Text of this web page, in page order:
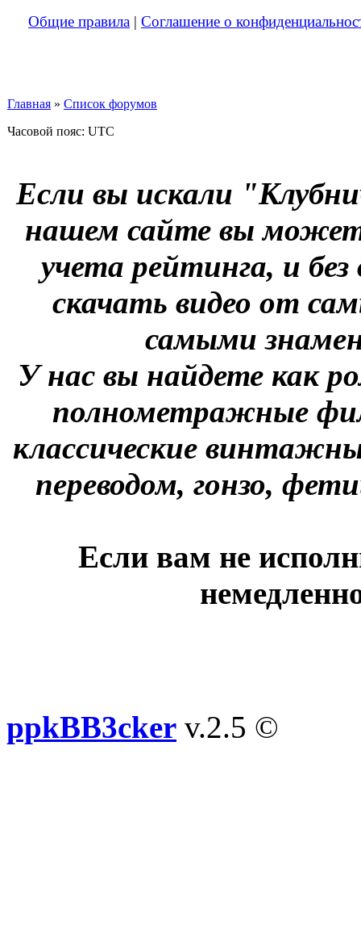
Общие правила | Соглашение о
Главная » Список форумов
Часовой пояс: UTC
Если вы искали
нашем сайте вы
учета рейтинга, и
скачать видео от
самыми
У нас вы найдете как
полнометражные
классические
переводом, гонзо,
Если вам не
ppkBB3cker v.2.5 ©